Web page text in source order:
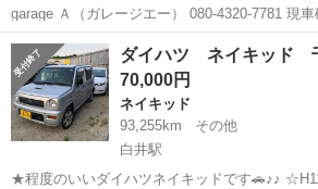
garage Ａ（ガレージエー） 080-4320-7781 現
はこちらまで。 🌟希少‼️ダイハツ ネイキッド ターボGEAR入荷しま
した⭕️ 🌟車検新規2年付‼️ 🌟綺麗なホワイトパ
千葉 白井市 小室駅 ネイキッド
ダイハツ ネイキッド
70,000円
ネイキッド
93,255km
その他
白井駅
★程度のいいダイハツネイキッドです🚗♪♪ ☆H11年 ☆車検令和2年9月